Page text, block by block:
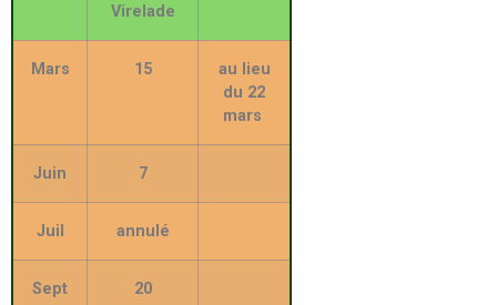
Virelade
Mars 15
au lieu
du 22
mars
Juin 7
Juil annulé
Sept 20